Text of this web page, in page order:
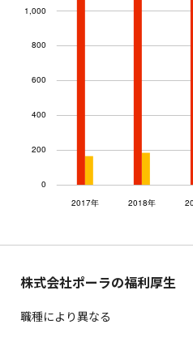
株式会社ポーラの福利厚生
職種により異なる